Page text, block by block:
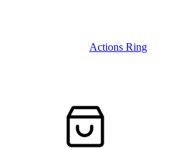
Actions Ring